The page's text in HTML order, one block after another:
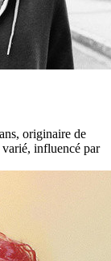
originaire de
influencé par